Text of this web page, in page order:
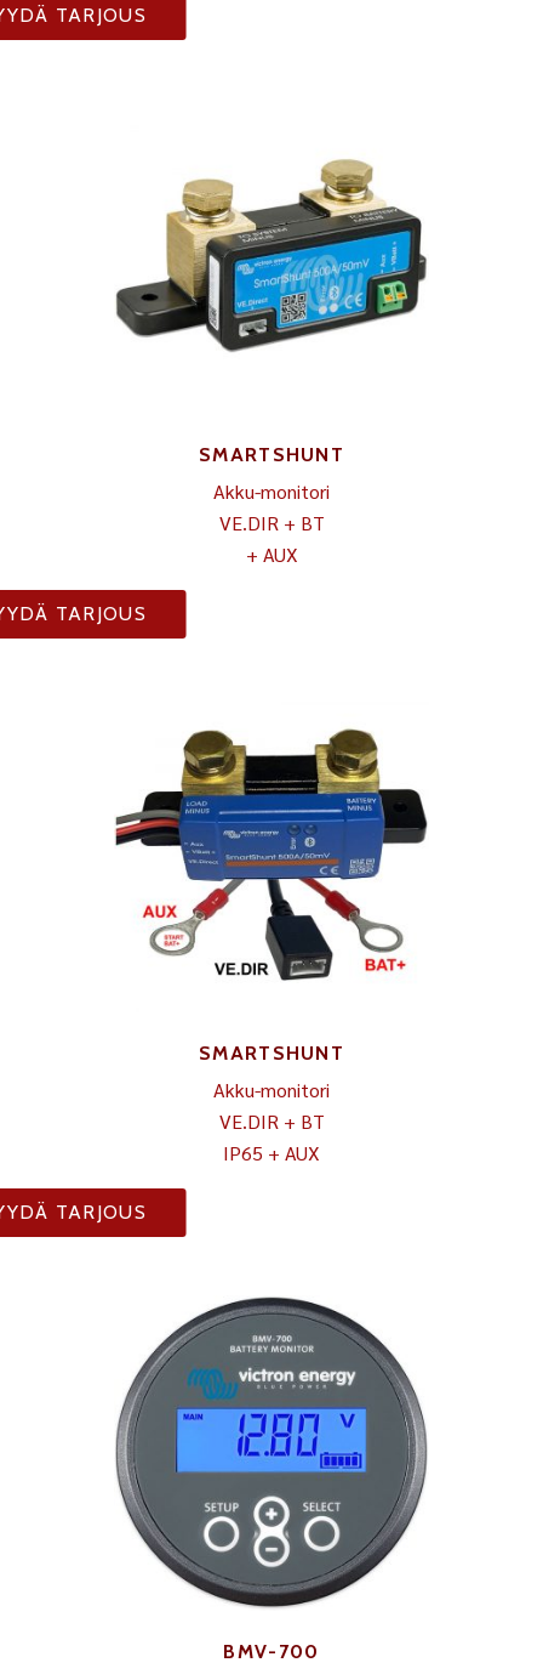
TARJOUS
SMARTSHUNT
Akku-monitori
VE.DIR + BT
+ AUX
TARJOUS
SMARTSHUNT
Akku-monitori
VE.DIR + BT
IP65 + AUX
TARJOUS
BMV-700